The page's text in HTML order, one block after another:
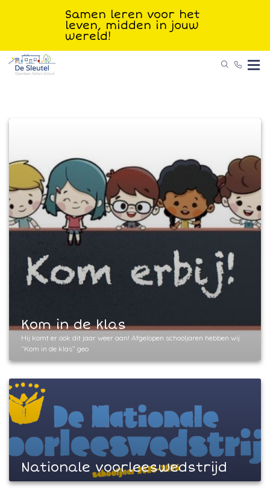
Samen leren voor het
leven, midden in jouw
wereld!
Nieuws
Kom in de klas
Hij komt er ook dit jaar weer aan! Afgelopen schooljaren hebben wij
“Kom in de klas” geo
Nationale voorleeswedstrijd